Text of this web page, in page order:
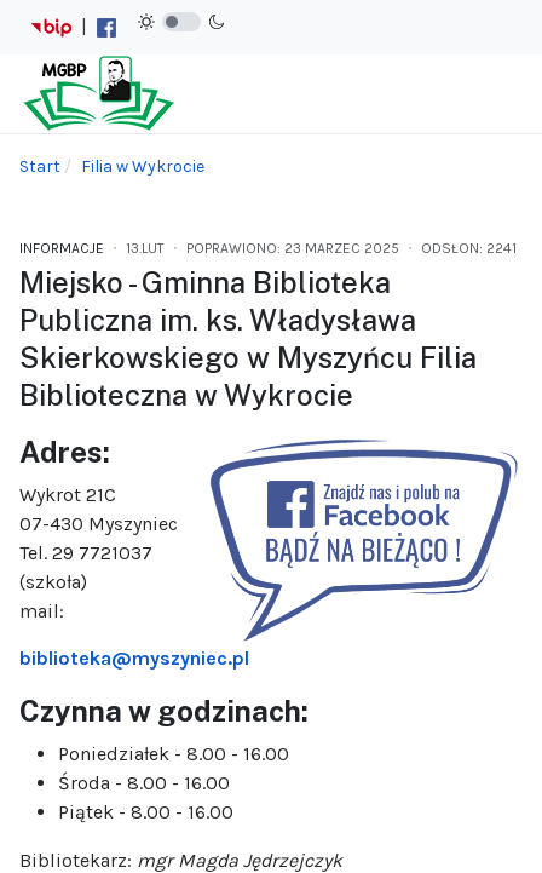
|
Start Filia w Wykrocie
INFORMACJE 13.LUT POPRAWIONO: 23 MARZEC 2025 ODSŁON: 2241
Miejsko - Gminna Biblioteka
Publiczna im. ks. Władysława
Skierkowskiego w Myszyńcu Filia
Biblioteczna w Wykrocie
Adres:
Wykrot 21C
07-430 Myszyniec
Tel. 29 7721037
(szkoła)
mail:
biblioteka@myszyniec.pl
Czynna w godzinach:
Poniedziałek - 8.00 - 16.00
Środa - 8.00 - 16.00
Piątek - 8.00 - 16.00
Bibliotekarz: mgr Magda Jędrzejczyk